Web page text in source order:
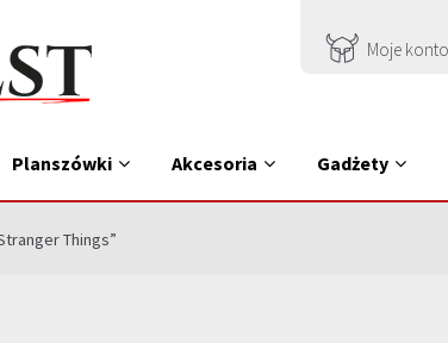
Moje konto
Planszówki Akcesoria Gadżety
Things”